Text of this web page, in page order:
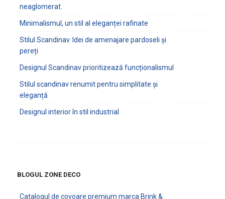
neaglomerat.
Minimalismul, un stil al eleganței rafinate
Stilul Scandinav. Idei de amenajare pardoseli și
pereți
Designul Scandinav prioritizează funcționalismul
Stilul scandinav renumit pentru simplitate și
eleganță
Designul interior în stil industrial
BLOGUL ZONE DECO
Catalogul de covoare premium marca Brink &